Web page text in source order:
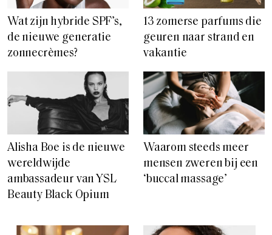
Wat zijn hybride SPF’s,
de nieuwe generatie
zonnecrèmes?
13 zomerse parfums die
geuren naar strand en
vakantie
Alisha Boe is de nieuwe
wereldwijde
ambassadeur van YSL
Beauty Black Opium
Waarom steeds meer
mensen zweren bij een
‘buccal massage’